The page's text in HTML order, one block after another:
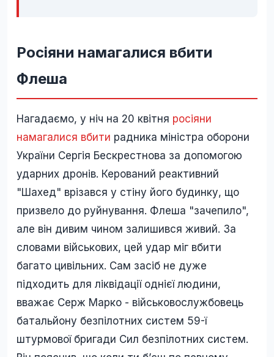
Росіяни намагалися вбити
Флеша
Нагадаємо, у ніч на 20 квітня росіяни
намагалися вбити радника міністра оборони
України Сергія Бескрестнова за допомогою
ударних дронів. Керований реактивний
"Шахед" врізався у стіну його будинку, що
призвело до руйнування. Флеша "зачепило",
але він дивим чином залишився живий. За
словами військових, цей удар міг вбити
багато цивільних. Сам засіб не дуже
підходить для ліквідації однієї людини,
вважає Серж Марко - військовослужбовець
батальйону безпілотних систем 59-ї
штурмової бригади Сил безпілотних систем.